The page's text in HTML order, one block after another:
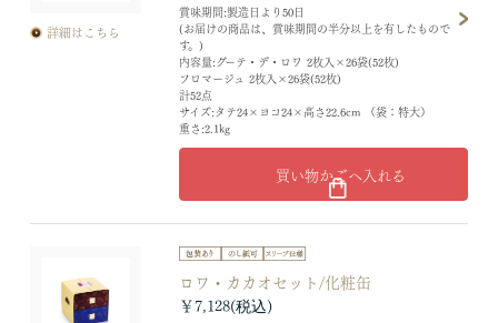
詳細はこちら
賞味期間:製造日より50日
(お届けの商品は、賞味期間の半分以上を有したもので
す。)
内容量:グーテ・デ・ロワ 2枚入×26袋(52枚)
フロマージュ 2枚入×26袋(52枚)
計52点
サイズ:タテ24×ヨコ24×高さ22.6cm （袋：特大）
重さ:2.1kg
買い物かごへ入れる
ロワ・カカオセット/化粧缶
￥7,128